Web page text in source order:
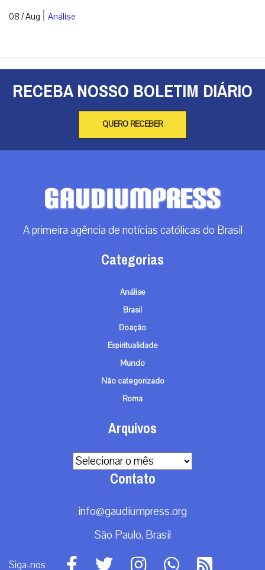
08 / Aug | Análise
RECEBA NOSSO BOLETIM DIÁRIO
QUERO RECEBER
A primeira agência de notícias católicas do Brasil
Categorias
Análise
Brasil
Doação
Espiritualidade
Mundo
Não categorizado
Roma
Arquivos
Arquivos
Contato
info@gaudiumpress.org
São Paulo, Brasil
Siga-nos